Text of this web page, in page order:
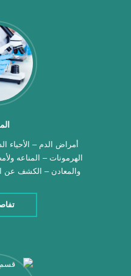
أمراض الدم – الأحياء
الهرمونات – المناعه
والمعادن – الكشف عن